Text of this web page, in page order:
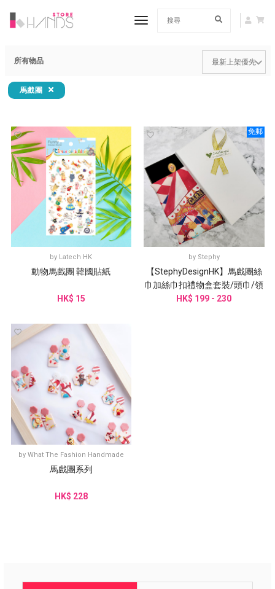
toggle navigation
所有物品
馬戲團
by Latech HK
動物馬戲團 韓國貼紙
HK$ 15
免郵
by Stephy
【StephyDesignHK】馬戲團絲
巾加絲巾扣禮物盒套裝/頭巾/領
巾/絲巾
HK$ 199 - 230
by What The Fashion Handmade
馬戲團系列
HK$ 228